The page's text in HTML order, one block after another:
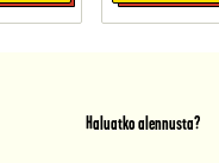
Haluatko alennusta?